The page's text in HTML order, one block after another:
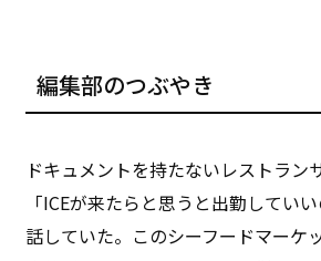
編集部のつぶやき
ドキュメントを持たないレストラン
「ICEが来たらと思うと出勤してい
話していた。このシーフードマーケ